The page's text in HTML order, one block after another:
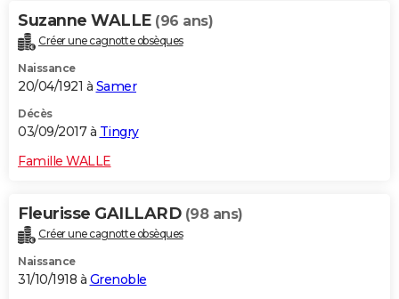
Suzanne WALLE (96 ans)
Créer une cagnotte obsèques
Naissance
20/04/1921 à Samer
Décès
03/09/2017 à Tingry
Famille WALLE
Fleurisse GAILLARD (98 ans)
Créer une cagnotte obsèques
Naissance
31/10/1918 à Grenoble